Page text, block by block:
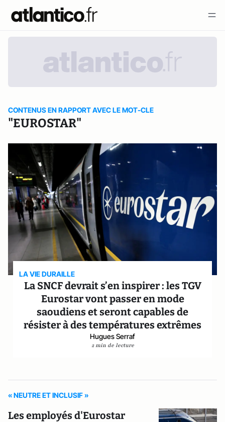
CONTENUS EN RAPPORT AVEC LE MOT-CLE
"EUROSTAR"
LA VIE DURAILLE
La SNCF devrait s’en inspirer : les TGV
Eurostar vont passer en mode
saoudiens et seront capables de
résister à des températures extrêmes
Hugues Serraf
2 min de lecture
« NEUTRE ET INCLUSIF »
Les employés d'Eurostar